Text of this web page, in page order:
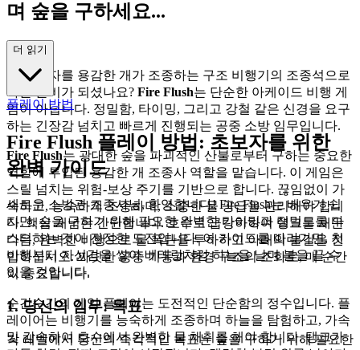
며 숲을 구하세요...
!
책상 의자를 용감한 개가 조종하는 구조 비행기의 조종석으로
바꿀 준비가 되셨나요? Fire Flush는 단순한 아케이드 비행 게
임이 아닙니다. 정밀함, 타이밍, 그리고 강철 같은 신경을 요구
하는 긴장감 넘치고 빠르게 진행되는 공중 소방 임무입니다.
Fire Flush는 광대한 숲을 파괴적인 산불로부터 구하는 중요한
역할에 투입된 용감한 개 조종사 역할을 맡습니다. 이 게임은
스릴 넘치는 위험-보상 주기를 기반으로 합니다. 끊임없이 가
속하고, 능숙하게 조종하며, 소중한 물 공급을 관리해야 합니
다. 핵심 개념은 간단합니다. 호수로 급강하하여 탱크를 채운
다음, 완벽한 비행으로 물 폭탄을 투하하고 아래의 불길을 진
압하십시오. 짜릿한 공중 기동과 환경 구조의 조화로, 매 순간
이 중요합니다.
순간순간의 게임 플레이는 도전적인 단순함의 정수입니다. 플
레이어는 비행기를 능숙하게 조종하며 하늘을 탐험하고, 가속
및 감속하여 호수에서 완벽한 물 채취를 해야 합니다. 탱크가
더 읽기
플레이 방법
Fire Flush 플레이 방법: 초보자를 위한
완벽 가이드
새로운 소방관 조종사님, 환영합니다! Fire Flush는 배우기 쉽
지만, 숲을 구하기 위해 필요한 완벽한 타이밍과 정밀도를 마
스터하는 것이 진정한 도전입니다. 이 가이드를 따라가면, 첫
비행부터 자신감을 쌓아 베테랑처럼 하늘을 날며 불을 끌 수
있을 것입니다.
1. 당신의 임무: 목표
각 레벨에서 당신의 즉각적인 목표는 숲을 구하기 위해 필요한